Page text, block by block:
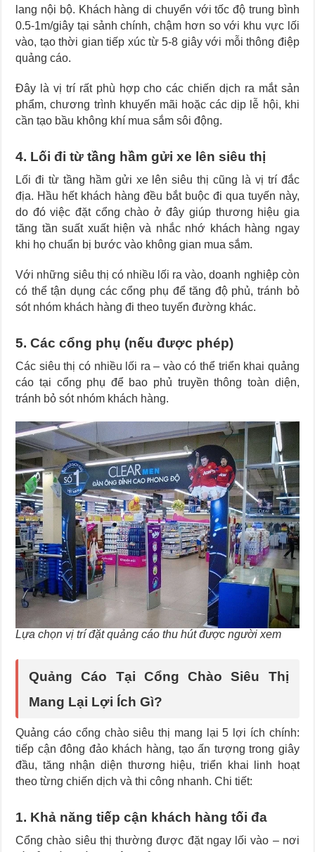
lang nội bộ. Khách hàng di chuyển với tốc độ trung bình
0.5-1m/giây tại sảnh chính, chậm hơn so với khu vực lối
vào, tạo thời gian tiếp xúc từ 5-8 giây với mỗi thông điệp
quảng cáo.
Đây là vị trí rất phù hợp cho các chiến dịch ra mắt sản
phẩm, chương trình khuyến mãi hoặc các dịp lễ hội, khi
cần tạo bầu không khí mua sắm sôi động.
4. Lối đi từ tầng hầm gửi xe lên siêu thị
Lối đi từ tầng hầm gửi xe lên siêu thị cũng là vị trí đắc
địa. Hầu hết khách hàng đều bắt buộc đi qua tuyến này,
do đó việc đặt cổng chào ở đây giúp thương hiệu gia
tăng tần suất xuất hiện và nhắc nhớ khách hàng ngay
khi họ chuẩn bị bước vào không gian mua sắm.
Với những siêu thị có nhiều lối ra vào, doanh nghiệp còn
có thể tận dụng các cổng phụ để tăng độ phủ, tránh bỏ
sót nhóm khách hàng đi theo tuyến đường khác.
5. Các cổng phụ (nếu được phép)
Các siêu thị có nhiều lối ra – vào có thể triển khai quảng
cáo tại cổng phụ để bao phủ truyền thông toàn diện,
tránh bỏ sót nhóm khách hàng.
Lựa chọn vị trí đặt quảng cáo thu hút được người xem
Quảng Cáo Tại Cổng Chào Siêu Thị
Mang Lại Lợi Ích Gì?
Quảng cáo cổng chào siêu thị mang lại 5 lợi ích chính:
tiếp cận đông đảo khách hàng, tạo ấn tượng trong giây
đầu, tăng nhận diện thương hiệu, triển khai linh hoạt
theo từng chiến dịch và thi công nhanh. Chi tiết:
1. Khả năng tiếp cận khách hàng tối đa
Cổng chào siêu thị thường được đặt ngay lối vào – nơi